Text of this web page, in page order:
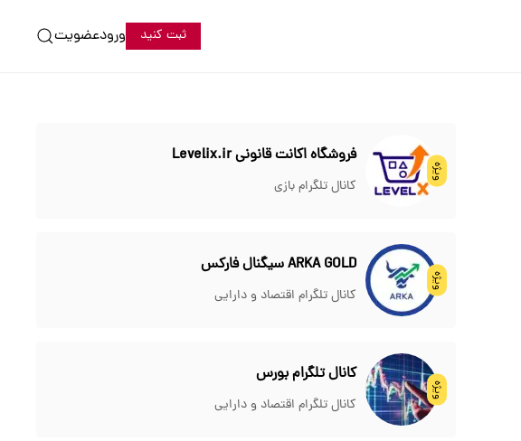
ثبت کنید ورودعضویت
ویژه
فروشگاه اکانت قانونی Levelix.ir
کانال تلگرام بازی
ویژه
ARKA GOLD سیگنال فارکس
کانال تلگرام اقتصاد و دارایی
ویژه
کانال تلگرام بورس
کانال تلگرام اقتصاد و دارایی